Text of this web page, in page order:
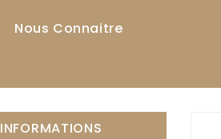
Nous Connaitre
INFORMATIONS